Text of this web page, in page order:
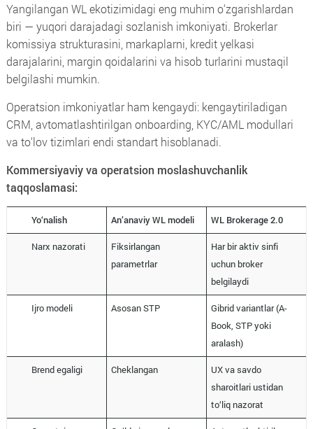
Yangilangan WL ekotizimidagi eng muhim o‘zgarishlardan
biri — yuqori darajadagi sozlanish imkoniyati. Brokerlar
komissiya strukturasini, markaplarni, kredit yelkasi
darajalarini, margin qoidalarini va hisob turlarini mustaqil
belgilashi mumkin.
Operatsion imkoniyatlar ham kengaydi: kengaytiriladigan
CRM, avtomatlashtirilgan onboarding, KYC/AML modullari
va to‘lov tizimlari endi standart hisoblanadi.
Kommersiyaviy va operatsion moslashuvchanlik
taqqoslamasi:
Yo‘nalish An’anaviy WL modeli WL Brokerage 2.0
Narx nazorati
Fiksirlangan
parametrlar
Har bir aktiv sinfi
uchun broker
belgilaydi
Ijro modeli Asosan STP
Gibrid variantlar (A-
Book, STP yoki
aralash)
Brend egaligi Cheklangan
UX va savdo
sharoitlari ustidan
to‘liq nazorat